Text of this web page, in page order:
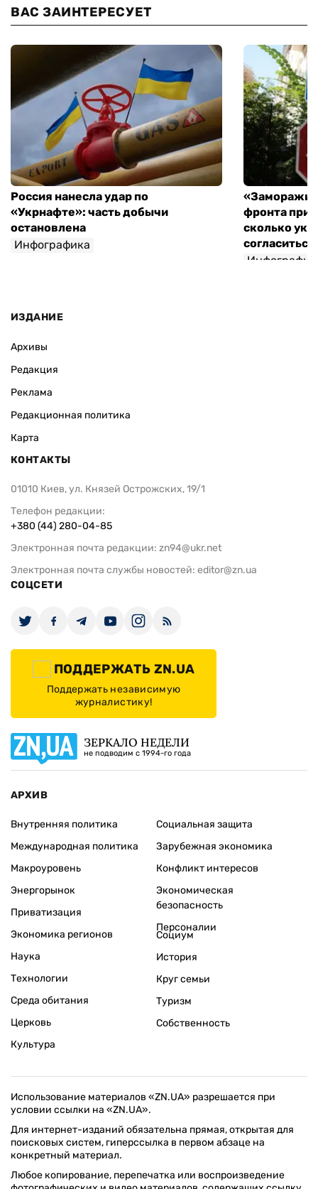
ВАС ЗАИНТЕРЕСУЕТ
Россия нанесла удар по
«Укрнафте»: часть добычи
остановлена
Инфографика
фронта при
сколько
согласиться
ИЗДАНИЕ
Архивы
Редакция
Реклама
Редакционная политика
Карта
КОНТАКТЫ
01010 Киев, ул. Князей Острожских, 19/1
Телефон редакции:
+380 (44) 280-04-85
Электронная почта редакции: zn94@ukr.net
Электронная почта службы новостей: editor@zn.ua
СОЦСЕТИ
ПОДДЕРЖАТЬ ZN.UA
Поддержать независимую
журналистику!
ЗЕРКАЛО НЕДЕЛИ
не подводим с 1994-го года
АРХИВ
Внутренняя политика
Международная политика
Макроуровень
Энергорынок
Приватизация
Экономика регионов
Социальная защита
Зарубежная экономика
Конфликт интересов
Экономическая
безопасность
Персоналии
Наука
Технологии
Среда обитания
Церковь
Культура
Социум
История
Круг семьи
Туризм
Собственность
Использование материалов «ZN.UA» разрешается при
условии ссылки на «ZN.UA».
Для интернет-изданий обязательна прямая, открытая для
поисковых систем, гиперссылка в первом абзаце на
конкретный материал.
Любое копирование, перепечатка или воспроизведение